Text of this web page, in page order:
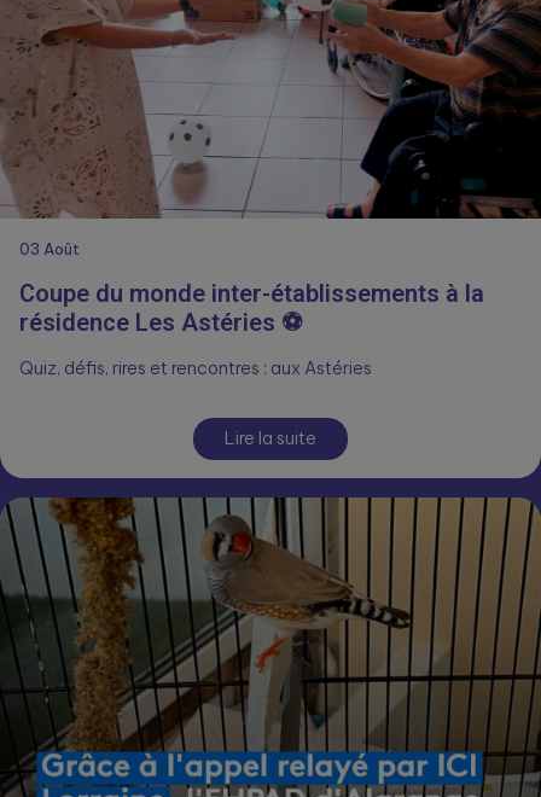
03 Août
Coupe du monde inter-établissements à la
résidence Les Astéries ⚽
Quiz, défis, rires et rencontres : aux Astéries
Lire la suite